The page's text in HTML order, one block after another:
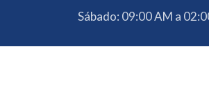
Sábado: 09:00 AM a